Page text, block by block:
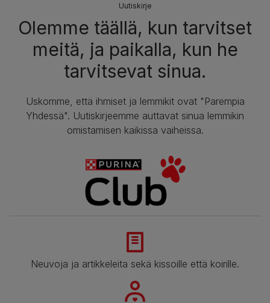
Uutiskirje
Olemme täällä, kun tarvitset
meitä, ja paikalla, kun he
tarvitsevat sinua.
Uskomme, että ihmiset ja lemmikit ovat "Parempia
Yhdessä". Uutiskirjeemme auttavat sinua lemmikin
omistamisen kaikissa vaiheissa.
Neuvoja ja artikkeleita sekä kissoille että koirille.